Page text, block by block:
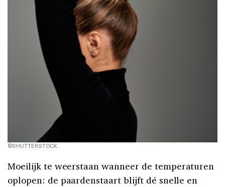
©SHUTTERSTOCK
Moeilijk te weerstaan wanneer de temperaturen
oplopen: de paardenstaart blijft dé snelle en